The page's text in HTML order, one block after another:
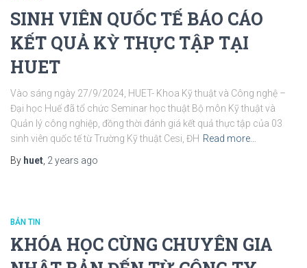
SINH VIÊN QUỐC TẾ BÁO CÁO
KẾT QUẢ KỲ THỰC TẬP TẠI
HUET
Vào sáng ngày 27/9/2024, HUET- Khoa Kỹ thuật và Công nghệ –
Đại học Huế đã tổ chức Seminar học thuật Bộ môn Kỹ thuật và
Quản lý công nghiệp, đồng thời đánh giá kết quả thực tập của 03
sinh viên quốc tế từ Trường Kỹ thuật Cesi, ĐH Read more…
By huet 2 years ago
BẢN TIN
KHÓA HỌC CÙNG CHUYÊN GIA